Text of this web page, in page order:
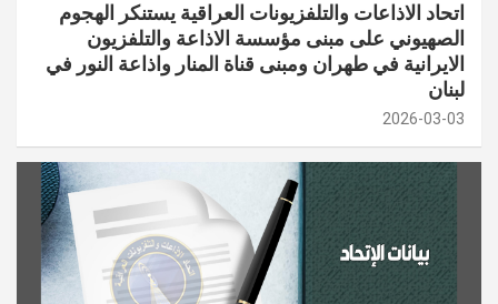
اتحاد الاذاعات والتلفزيونات العراقية يستنكر الهجوم
الصهيوني على مبنى مؤسسة الاذاعة والتلفزيون
الايرانية في طهران ومبنى قناة المنار واذاعة النور في
لبنان
2026-03-03